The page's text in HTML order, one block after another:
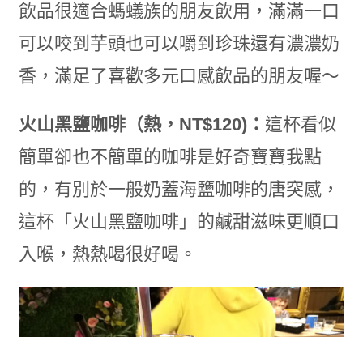
飲品很適合螞蟻族的朋友飲用，滿滿一口
可以咬到芋頭也可以嚼到珍珠還有濃濃奶
香，滿足了喜歡多元口感飲品的朋友喔～
火山黑鹽咖啡（熱，NT$120)： 這杯看似
簡單卻也不簡單的咖啡是好奇寶寶我點
的，有別於一般奶蓋海鹽咖啡的唐突感，
這杯「火山黑鹽咖啡」的鹹甜滋味更順口
入喉，熱熱喝很好喝。